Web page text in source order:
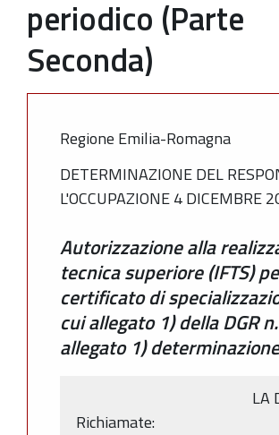
periodico (Parte
Seconda)
Regione Emilia-Romagna
DETERMINAZIONE DEL
L'OCCUPAZIONE 4 DICEMBRE
Autorizzazione alla
tecnica superiore (IFTS)
certificato di
cui allegato 1) della DGR
allegato 1)
LA
Richiamate: